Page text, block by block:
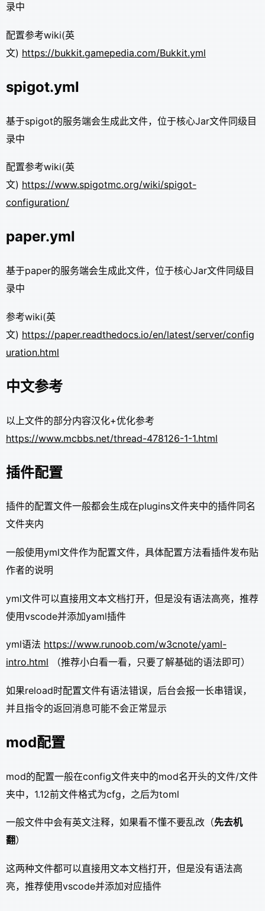
录中
配置参考wiki(英
文) https://bukkit.gamepedia.com/Bukkit.yml
spigot.yml
基于spigot的服务端会生成此文件，位于核心Jar文件同级目
录中
配置参考wiki(英
文) https://www.spigotmc.org/wiki/spigot-
configuration/
paper.yml
基于paper的服务端会生成此文件，位于核心Jar文件同级目
录中
参考wiki(英
文) https://paper.readthedocs.io/en/latest/server/config
uration.html
中文参考
以上文件的部分内容汉化+优化参考
https://www.mcbbs.net/thread-478126-1-1.html
插件配置
插件的配置文件一般都会生成在plugins文件夹中的插件同名
文件夹内
一般使用yml文件作为配置文件，具体配置方法看插件发布贴
作者的说明
yml文件可以直接用文本文档打开，但是没有语法高亮，推荐
使用vscode并添加yaml插件
yml语法 https://www.runoob.com/w3cnote/yaml-
intro.html （推荐小白看一看，只要了解基础的语法即可）
如果reload时配置文件有语法错误，后台会报一长串错误，
并且指令的返回消息可能不会正常显示
mod配置
mod的配置一般在config文件夹中的mod名开头的文件/文件
夹中，1.12前文件格式为cfg，之后为toml
一般文件中会有英文注释，如果看不懂不要乱改（先去机
翻）
这两种文件都可以直接用文本文档打开，但是没有语法高
亮，推荐使用vscode并添加对应插件